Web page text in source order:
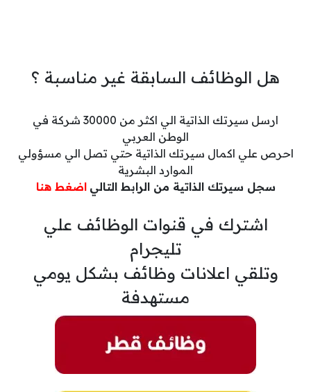
هل الوظائف السابقة غير مناسبة ؟
ارسل سيرتك الذاتية الي اكثر من 30000 شركة في
الوطن العربي
احرص علي اكمال سيرتك الذاتية حتي تصل الي مسؤولي
الموارد البشرية
سجل سيرتك الذاتية من الرابط التالي اضغط هنا
اشترك في قنوات الوظائف علي
تليجرام
وتلقي اعلانات وظائف بشكل يومي
مستهدفة